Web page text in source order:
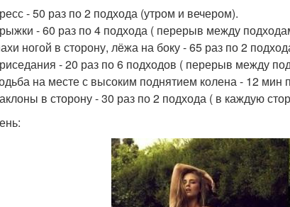
- 50 раз по 2 подхода (утром и вечером).
- 60 раз по 4 подхода ( перерыв между
ногой в сторону, лёжа на боку - 65 раз по 2
- 20 раз по 6 подходов ( перерыв между
на месте с высоким поднятием колена - 12 мин
в сторону - 30 раз по 2 подхода ( в каждую